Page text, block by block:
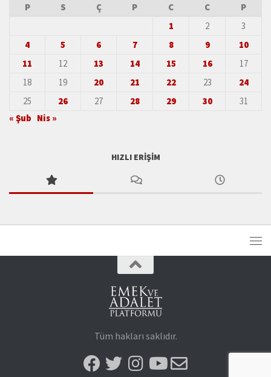
P
S Ç P C C
P
1
2
3
4
5 6 7 8 9
10
11
12 13 14 15 16
17
18
19 20 21 22 23
24
25
26 27 28 29 30
31
« Şub Nis »
HIZLI ERIŞIM
Tüm hakları saklıdır.